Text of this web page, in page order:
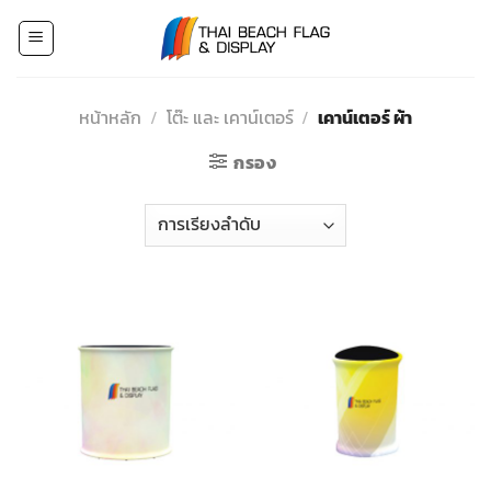
หน้าหลัก / โต๊ะ และ เคาน์เตอร์ / เคาน์เตอร์ ผ้า
กรอง